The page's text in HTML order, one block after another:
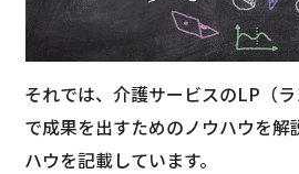
それでは、介護サービスのLP（ラ
で成果を出すためのノウハウを解
ハウを記載しています。